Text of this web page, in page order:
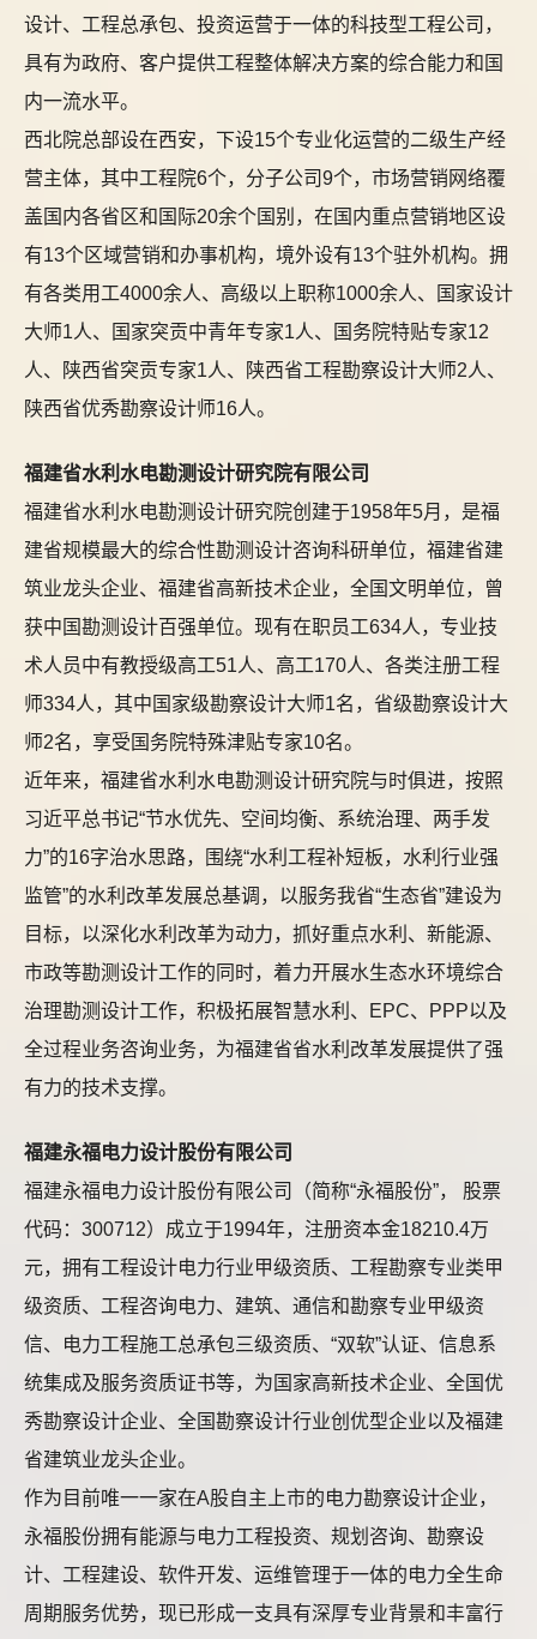
设计、工程总承包、投资运营于一体的科技型工程公司，
具有为政府、客户提供工程整体解决方案的综合能力和国
内一流水平。
西北院总部设在西安，下设15个专业化运营的二级生产经
营主体，其中工程院6个，分子公司9个，市场营销网络覆
盖国内各省区和国际20余个国别，在国内重点营销地区设
有13个区域营销和办事机构，境外设有13个驻外机构。拥
有各类用工4000余人、高级以上职称1000余人、国家设计
大师1人、国家突贡中青年专家1人、国务院特贴专家12
人、陕西省突贡专家1人、陕西省工程勘察设计大师2人、
陕西省优秀勘察设计师16人。
福建省水利水电勘测设计研究院有限公司
福建省水利水电勘测设计研究院创建于1958年5月，是福
建省规模最大的综合性勘测设计咨询科研单位，福建省建
筑业龙头企业、福建省高新技术企业，全国文明单位，曾
获中国勘测设计百强单位。现有在职员工634人，专业技
术人员中有教授级高工51人、高工170人、各类注册工程
师334人，其中国家级勘察设计大师1名，省级勘察设计大
师2名，享受国务院特殊津贴专家10名。
近年来，福建省水利水电勘测设计研究院与时俱进，按照
习近平总书记“节水优先、空间均衡、系统治理、两手发
力”的16字治水思路，围绕“水利工程补短板，水利行业强
监管”的水利改革发展总基调，以服务我省“生态省”建设为
目标，以深化水利改革为动力，抓好重点水利、新能源、
市政等勘测设计工作的同时，着力开展水生态水环境综合
治理勘测设计工作，积极拓展智慧水利、EPC、PPP以及
全过程业务咨询业务，为福建省省水利改革发展提供了强
有力的技术支撑。
福建永福电力设计股份有限公司
福建永福电力设计股份有限公司（简称“永福股份”， 股票
代码：300712）成立于1994年，注册资本金18210.4万
元，拥有工程设计电力行业甲级资质、工程勘察专业类甲
级资质、工程咨询电力、建筑、通信和勘察专业甲级资
信、电力工程施工总承包三级资质、“双软”认证、信息系
统集成及服务资质证书等，为国家高新技术企业、全国优
秀勘察设计企业、全国勘察设计行业创优型企业以及福建
省建筑业龙头企业。
作为目前唯一一家在A股自主上市的电力勘察设计企业，
永福股份拥有能源与电力工程投资、规划咨询、勘察设
计、工程建设、软件开发、运维管理于一体的电力全生命
周期服务优势，现已形成一支具有深厚专业背景和丰富行